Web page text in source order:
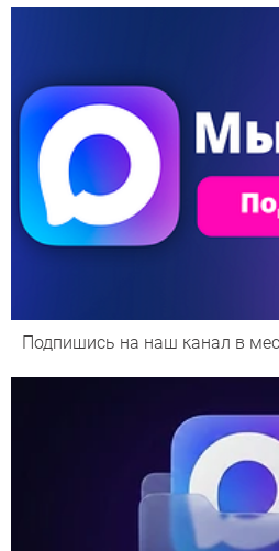
Подпишись на наш канал в